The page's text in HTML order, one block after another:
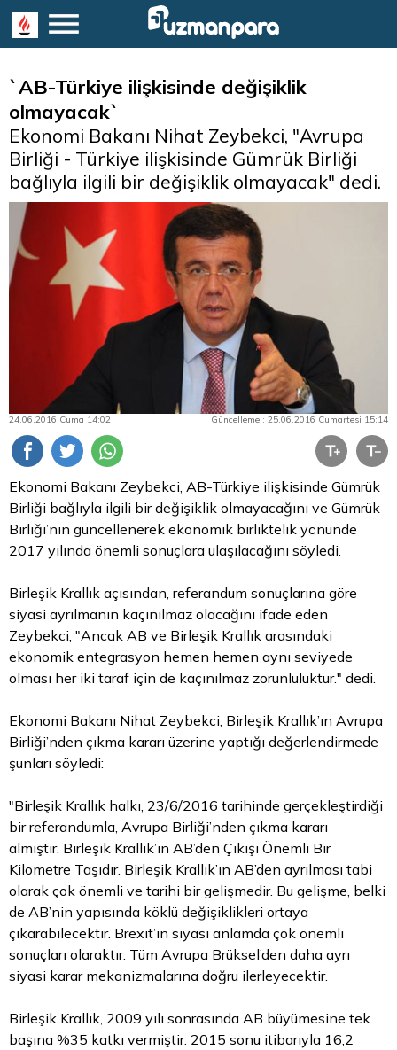
`AB-Türkiye ilişkisinde değişiklik
olmayacak`
Ekonomi Bakanı Nihat Zeybekci, "Avrupa
Birliği - Türkiye ilişkisinde Gümrük Birliği
bağlıyla ilgili bir değişiklik olmayacak" dedi.
24.06.2016 Cuma 14:02 Güncelleme : 25.06.2016 Cumartesi 15:14
Ekonomi Bakanı Zeybekci, AB-Türkiye ilişkisinde Gümrük
Birliği bağlıyla ilgili bir değişiklik olmayacağını ve Gümrük
Birliği’nin güncellenerek ekonomik birliktelik yönünde
2017 yılında önemli sonuçlara ulaşılacağını söyledi.
Birleşik Krallık açısından, referandum sonuçlarına göre
siyasi ayrılmanın kaçınılmaz olacağını ifade eden
Zeybekci, "Ancak AB ve Birleşik Krallık arasındaki
ekonomik entegrasyon hemen hemen aynı seviyede
olması her iki taraf için de kaçınılmaz zorunluluktur." dedi.
Ekonomi Bakanı Nihat Zeybekci, Birleşik Krallık’ın Avrupa
Birliği’nden çıkma kararı üzerine yaptığı değerlendirmede
şunları söyledi:
"Birleşik Krallık halkı, 23/6/2016 tarihinde gerçekleştirdiği
bir referandumla, Avrupa Birliği’nden çıkma kararı
almıştır. Birleşik Krallık’ın AB’den Çıkışı Önemli Bir
Kilometre Taşıdır. Birleşik Krallık’ın AB’den ayrılması tabi
olarak çok önemli ve tarihi bir gelişmedir. Bu gelişme, belki
de AB’nin yapısında köklü değişiklikleri ortaya
çıkarabilecektir. Brexit’in siyasi anlamda çok önemli
sonuçları olaraktır. Tüm Avrupa Brüksel’den daha ayrı
siyasi karar mekanizmalarına doğru ilerleyecektir.
Birleşik Krallık, 2009 yılı sonrasında AB büyümesine tek
başına %35 katkı vermiştir. 2015 sonu itibarıyla 16,2